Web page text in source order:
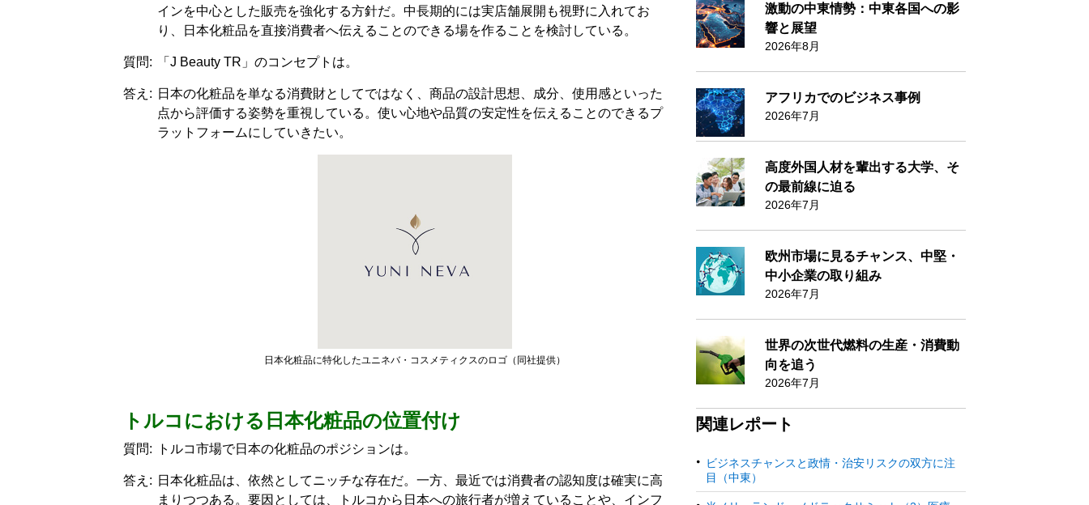
インを中心とした販売を強化する方針だ。中長期的には実店舗展開も視野に入れてお
り、日本化粧品を直接消費者へ伝えることのできる場を作ることを検討している。
質問: 「J Beauty TR」のコンセプトは。
答え: 日本の化粧品を単なる消費財としてではなく、商品の設計思想、成分、使用感といった
点から評価する姿勢を重視している。使い心地や品質の安定性を伝えることのできるプ
ラットフォームにしていきたい。
日本化粧品に特化したユニネバ・コスメティクスのロゴ（同社提供）
トルコにおける日本化粧品の位置付け
質問: トルコ市場で日本の化粧品のポジションは。
答え: 日本化粧品は、依然としてニッチな存在だ。一方、最近では消費者の認知度は確実に高
まりつつある。要因としては、トルコから日本への旅行者が増えていることや、インフ
激動の中東情勢：中東各国への影
響と展望
2026年8月
アフリカでのビジネス事例
2026年7月
高度外国人材を輩出する大学、そ
の最前線に迫る
2026年7月
欧州市場に見るチャンス、中堅・
中小企業の取り組み
2026年7月
世界の次世代燃料の生産・消費動
向を追う
2026年7月
関連レポート
ビジネスチャンスと政情・治安リスクの双方に注
目（中東）